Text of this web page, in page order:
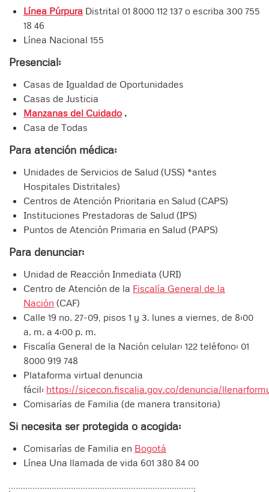
Línea Púrpura Distrital 01 8000 112 137 o escriba 300 755
18 46
Línea Nacional 155
Presencial:
Casas de Igualdad de Oportunidades
Casas de Justicia
Manzanas del Cuidado .
Casa de Todas
Para atención médica:
Unidades de Servicios de Salud (USS) *antes
Hospitales Distritales)
Centros de Atención Prioritaria en Salud (CAPS)
Instituciones Prestadoras de Salud (IPS)
Puntos de Atención Primaria en Salud (PAPS)
Para denunciar:
Unidad de Reacción Inmediata (URI)
Centro de Atención de la Fiscalía General de la
Nación (CAF)
Calle 19 no. 27-09, pisos 1 y 3. lunes a viernes, de 8:00
a. m. a 4:00 p. m.
Fiscalía General de la Nación celular: 122 teléfono: 01
8000 919 748
Plataforma virtual denuncia
fácil: https://sicecon.fiscalia.gov.co/denuncia/
Comisarías de Familia (de manera transitoria)
Si necesita ser protegida o acogida:
Comisarías de Familia en Bogotá
Línea Una llamada de vida 601 380 84 00